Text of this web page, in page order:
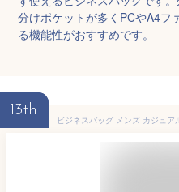
分けポケットが多くPCやA4フ
る機能性がおすすめです。
13th